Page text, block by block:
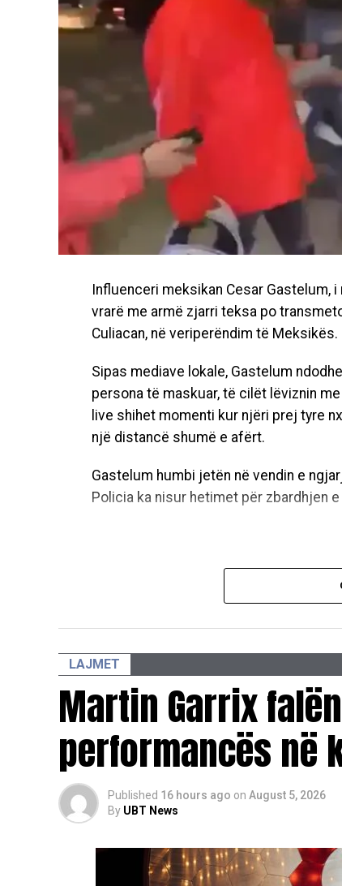
Influenceri meksikan Cesar Gastelum,
vrarë me armë zjarri teksa po
Culiacan, në veriperëndim të Meksikës.
Sipas mediave lokale, Gastelum
persona të maskuar, të cilët lëviznin
live shihet momenti kur njëri prej tyre
një distancë shumë e afërt.
Gastelum humbi jetën në vendin e
Policia ka nisur hetimet për zbardhjen
LAJMET
Martin Garrix
performancës në
Published 16 hours ago on August 5, 2026
By UBT News